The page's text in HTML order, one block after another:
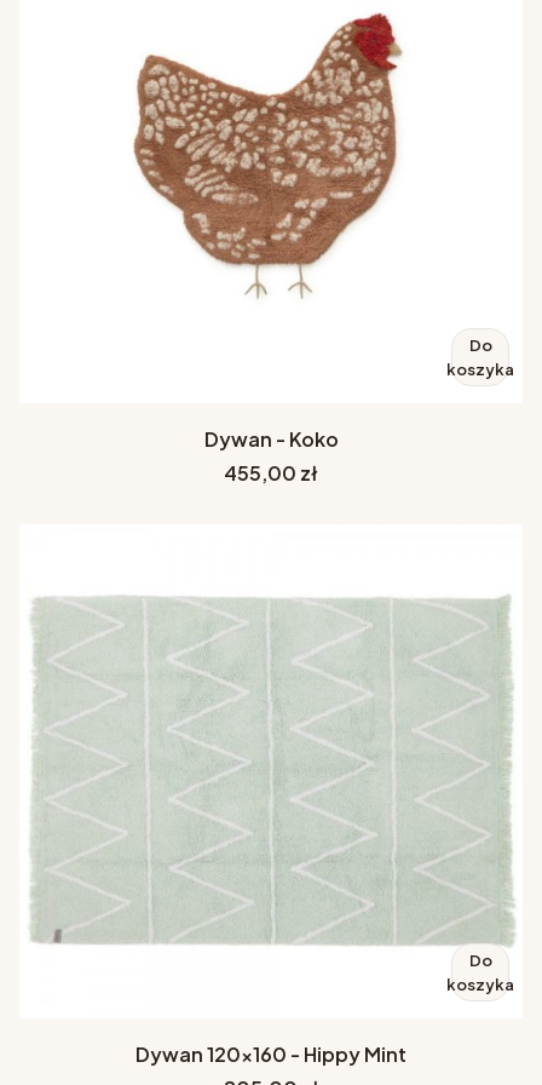
Do
koszyka
Dywan - Koko
Cena
455,00 zł
Do
koszyka
Dywan 120x160 - Hippy Mint